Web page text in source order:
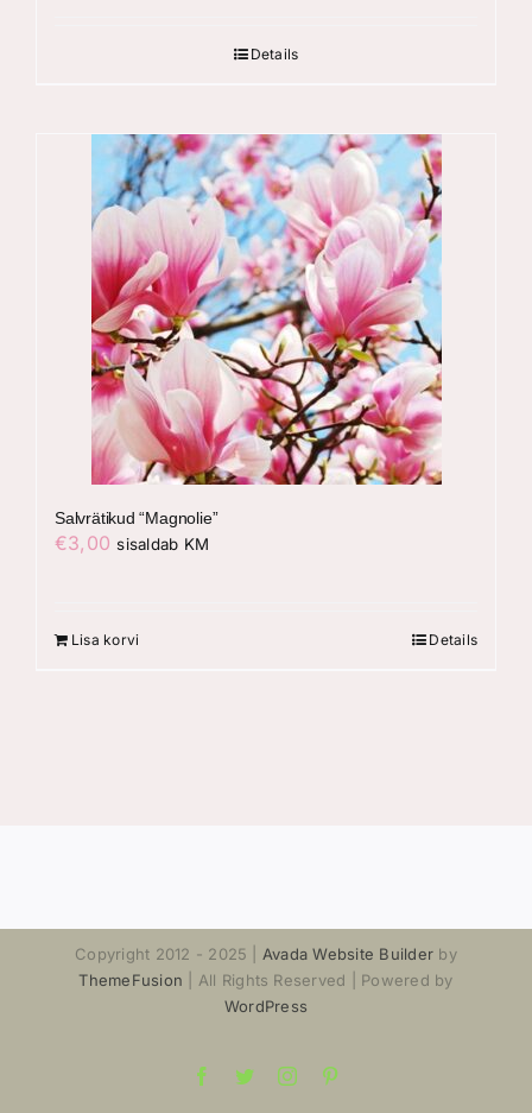
Details
Salvrätikud “Magnolie”
€3,00 sisaldab KM
Lisa korvi Details
Copyright 2012 - 2025 | Avada Website Builder by
ThemeFusion | All Rights Reserved | Powered by
WordPress
Facebook
TwitterInstagram